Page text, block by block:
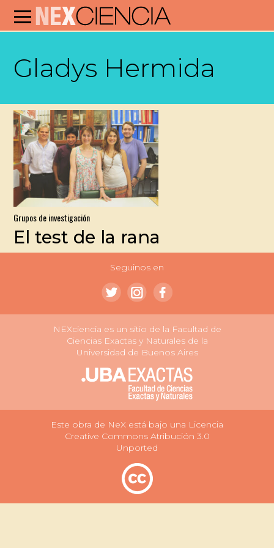
Gladys Hermida
Grupos de investigación
El test de la rana
Seguinos en
NEXciencia es un sitio de la Facultad de
Ciencias Exactas y Naturales de la
Universidad de Buenos Aires
Este obra de NeX está bajo una Licencia
Creative Commons Atribución 3.0
Unported